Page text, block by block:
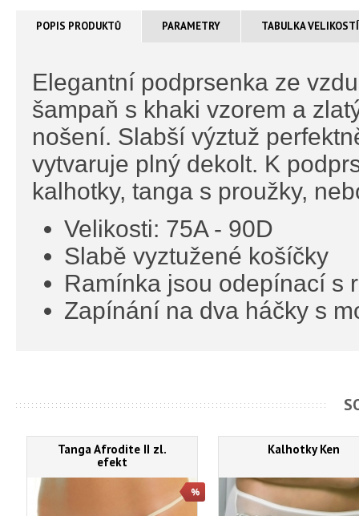
POPIS PRODUKTŮ PARAMETRY TABULKA
Elegantní podprsenka ze
šampaň s khaki vzorem a
nošení. Slabší výztuž
vytvaruje plný dekolt. K
kalhotky, tanga s proužky,
Velikosti: 75A - 90D
Slabě vyztužené košíčky
Ramínka jsou odepínací s
Zapínání na dva háčky s
Tanga Afrodite II zl.
efekt
Kalhotky Ken